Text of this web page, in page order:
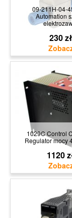
09-211H-04-
Automation
230 zł
1029C Control
Regulator mocy
1120